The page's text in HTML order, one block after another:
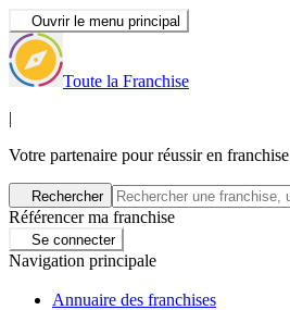
Ouvrir le menu principal
Toute la Franchise
|
Votre partenaire pour réussir en franchise
Rechercher
Référencer ma franchise
Se connecter
Navigation principale
Annuaire des franchises